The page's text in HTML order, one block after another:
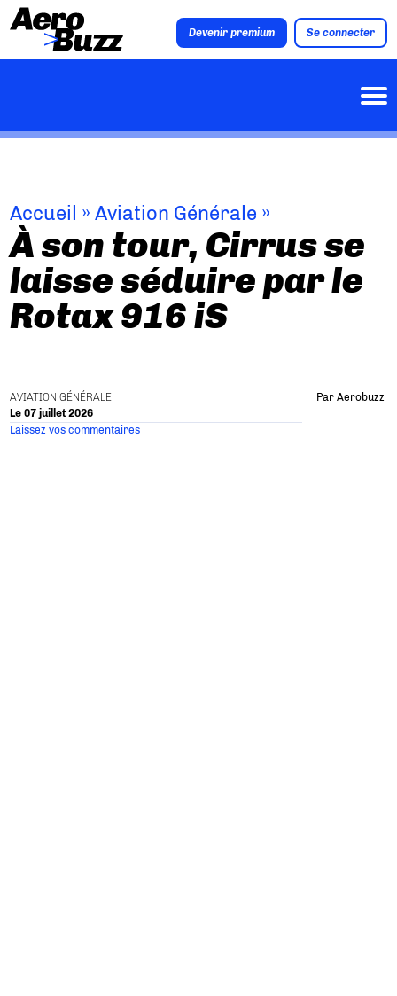
Devenir premium Se connecter
Accueil »Aviation Générale »
À son tour, Cirrus se
laisse séduire par le
Rotax 916 iS
AVIATION GÉNÉRALE
Le 07 juillet 2026
Par Aerobuzz
Laissez vos commentaires